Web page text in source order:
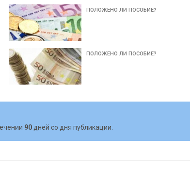
ПОЛОЖЕНО ЛИ ПОСОБИЕ?
ПОЛОЖЕНО ЛИ ПОСОБИЕ?
90 дней со дня публикации.